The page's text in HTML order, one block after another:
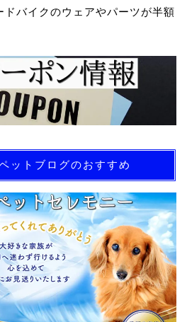
バイクのウェアやパーツが半額
ットブログのおすすめ